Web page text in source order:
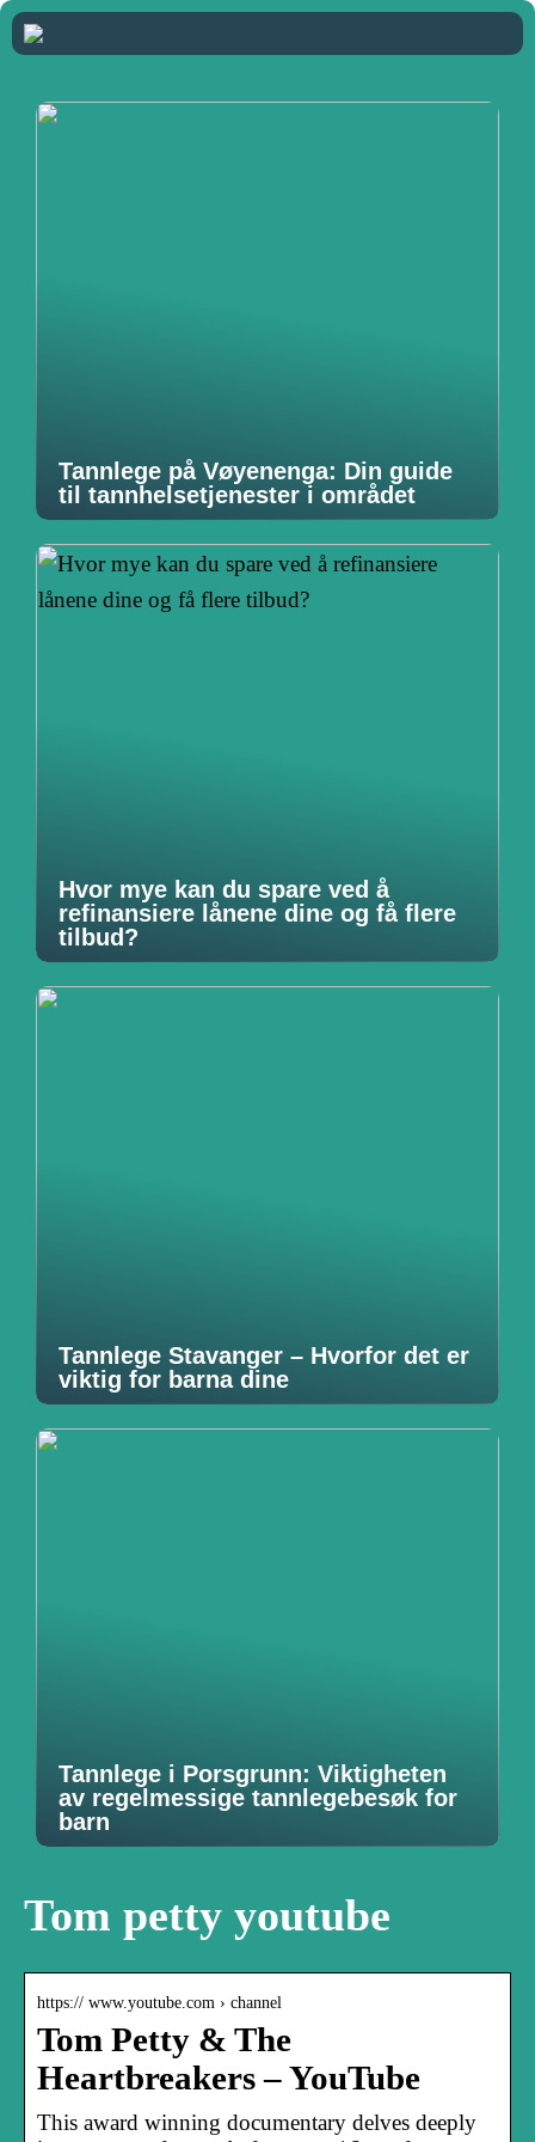
Tannlege på Vøyenenga: Din guide
til tannhelsetjenester i området
Hvor mye kan du spare ved å
refinansiere lånene dine og få flere
tilbud?
Tannlege Stavanger – Hvorfor det er
viktig for barna dine
Tannlege i Porsgrunn: Viktigheten
av regelmessige tannlegebesøk for
barn
Tom petty youtube
https:// www.youtube.com › channel
Tom Petty & The
Heartbreakers – YouTube
This award winning documentary delves deeply